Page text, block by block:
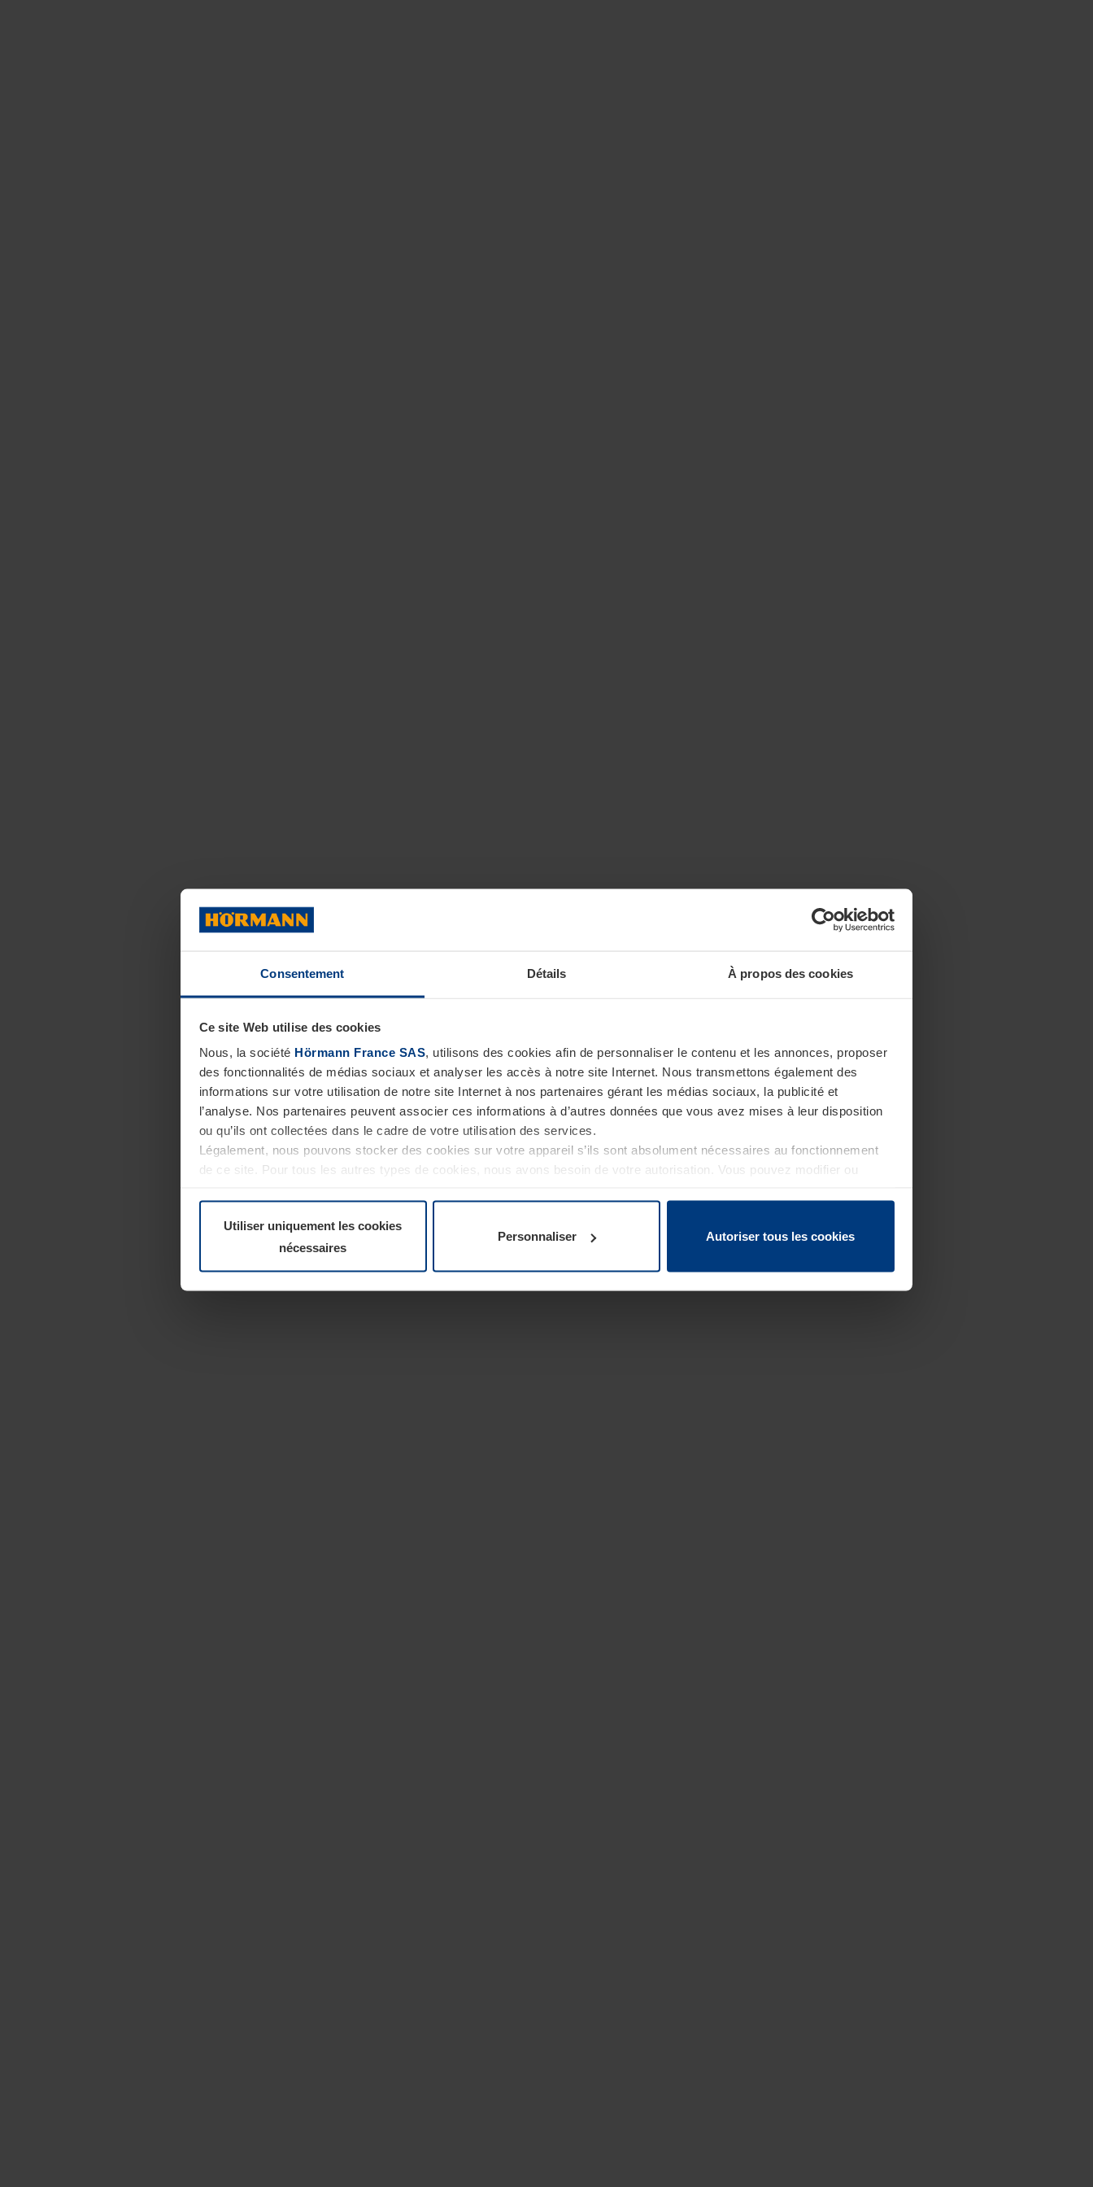
Consentement Détails À propos des cookies
Ce site Web utilise des cookies
Nous, la société Hörmann France SAS, utilisons des cookies afin de personnaliser le contenu et les annonces, proposer
des fonctionnalités de médias sociaux et analyser les accès à notre site Internet. Nous transmettons également des
informations sur votre utilisation de notre site Internet à nos partenaires gérant les médias sociaux, la publicité et
l’analyse. Nos partenaires peuvent associer ces informations à d’autres données que vous avez mises à leur disposition
ou qu’ils ont collectées dans le cadre de votre utilisation des services.
Légalement, nous pouvons stocker des cookies sur votre appareil s’ils sont absolument nécessaires au fonctionnement
de ce site. Pour tous les autres types de cookies, nous avons besoin de votre autorisation. Vous pouvez modifier ou
Utiliser uniquement les cookies
nécessaires
Personnaliser Autoriser tous les cookies